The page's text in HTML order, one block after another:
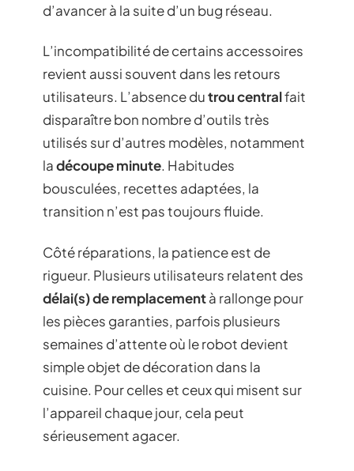
d’avancer à la suite d’un bug réseau.
L’incompatibilité de certains accessoires
revient aussi souvent dans les retours
utilisateurs. L’absence dutrou centralfait
disparaître bon nombre d’outils très
utilisés sur d’autres modèles, notamment
ladécoupe minute. Habitudes
bousculées, recettes adaptées, la
transition n’est pas toujours fluide.
Côté réparations, la patience est de
rigueur. Plusieurs utilisateurs relatent des
délai(s) de remplacementà rallonge pour
les pièces garanties, parfois plusieurs
semaines d’attente où le robot devient
simple objet de décoration dans la
cuisine. Pour celles et ceux qui misent sur
l’appareil chaque jour, cela peut
sérieusement agacer.